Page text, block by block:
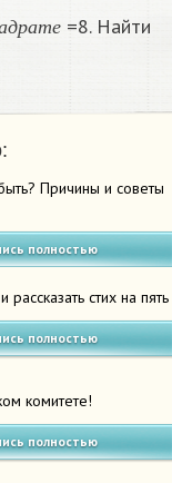
а д р а т е
=8. Найти
Причины и советы
полностью
стих на пять
полностью
комитете!
полностью